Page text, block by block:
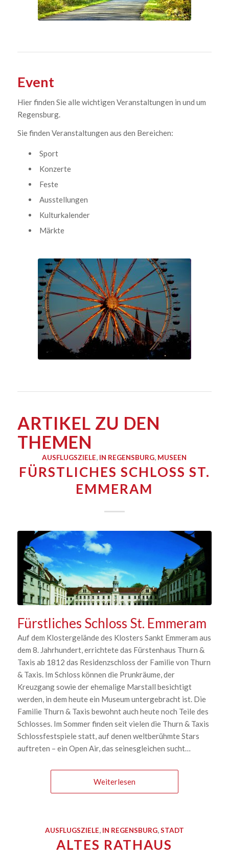
Event
Hier finden Sie alle wichtigen Veranstaltungen in und um
Regensburg.
Sie finden Veranstaltungen aus den Bereichen:
Sport
Konzerte
Feste
Ausstellungen
Kulturkalender
Märkte
ARTIKEL ZU DEN
THEMEN
AUSFLUGSZIELE, IN REGENSBURG, MUSEEN
FÜRSTLICHES SCHLOSS ST.
EMMERAM
Fürstliches Schloss St. Emmeram
Auf dem Klostergelände des Klosters Sankt Emmeram aus
dem 8. Jahrhundert, errichtete das Fürstenhaus Thurn &
Taxis ab 1812 das Residenzschloss der Familie von Thurn
& Taxis. Im Schloss können die Prunkräume, der
Kreuzgang sowie der ehemalige Marstall besichtigt
werden, in dem heute ein Museum untergebracht ist. Die
Familie Thurn & Taxis bewohnt auch heute noch Teile des
Schlosses. Im Sommer finden seit vielen die Thurn & Taxis
Schlossfestspiele statt, auf denen weltberühmte Stars
auftreten – ein Open Air, das seinesgleichen sucht…
Weiterlesen
AUSFLUGSZIELE, IN REGENSBURG,STADT
ALTES RATHAUS